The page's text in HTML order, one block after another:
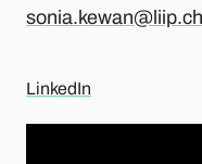
sonia.kewan@liip.ch
LinkedIn